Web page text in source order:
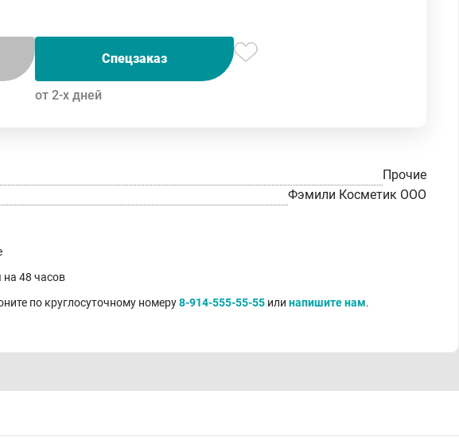
Спецзаказ
от 2-х дней
Прочие
Фэмили Косметик ООО
на 48 часов
по круглосуточному номеру8-914-555-55-55 или напишите нам.